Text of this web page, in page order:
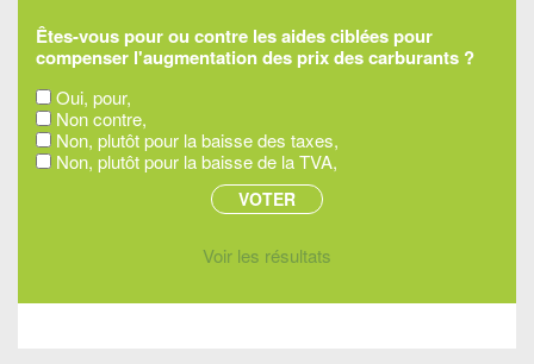
Êtes-vous pour ou contre les aides ciblées pour
compenser l'augmentation des prix des carburants ?
Oui, pour,
Non contre,
Non, plutôt pour la baisse des taxes,
Non, plutôt pour la baisse de la TVA,
Voir les résultats